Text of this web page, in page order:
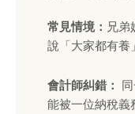
常見情境： 兄弟
說「大家都有養
會計師糾錯：
能被一位納稅義